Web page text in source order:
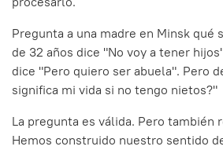
Pregunta a una madre en Minsk qué
de 32 años dice "No voy a tener
dice "Pero quiero ser abuela". Pero
significa mi vida si no tengo nietos?"
La pregunta es válida. Pero también
Hemos construido nuestro sentido